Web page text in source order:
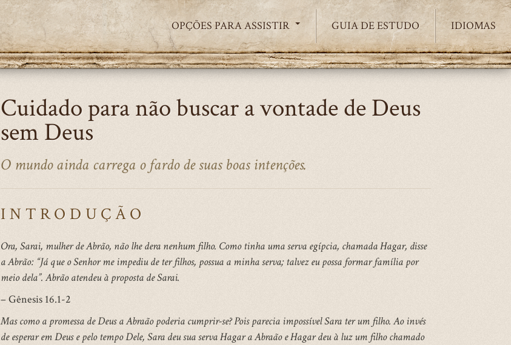
OPÇÕES PARA ASSISTIR GUIA DE ESTUDO IDIOMAS
Cuidado para não buscar a vontade de Deus
sem Deus
O mundo ainda carrega o fardo de suas boas intenções.
INTRODUÇÃO
Ora, Sarai, mulher de Abrão, não lhe dera nenhum filho. Como tinha uma serva egípcia, chamada Hagar, disse
a Abrão: “Já que o Senhor me impediu de ter filhos, possua a minha serva; talvez eu possa formar família por
meio dela”. Abrão atendeu à proposta de Sarai.
– Gênesis 16.1-2
Mas como a promessa de Deus a Abraão poderia cumprir-se? Pois parecia impossível Sara ter um filho. Ao invés
de esperar em Deus e pelo tempo Dele, Sara deu sua serva Hagar a Abraão e Hagar deu à luz um filho chamado